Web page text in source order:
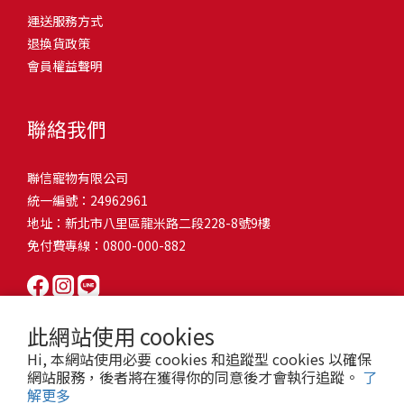
此網站使用 cookies
Hi, 本網站使用必要 cookies 和追蹤型 cookies 以確保
網站服務，後者將在獲得你的同意後才會執行追蹤。 了
解更多
和獨立能力。 幼犬訓練常見問題Q1: 幾個月大的幼犬最適合開始訓
練？A: 訓練可從幼犬到家首日開始（約8-10週大）。3-16週是社會
化黃金期，每次訓練控制在5-10分鐘內。Q2: 幼犬如廁訓練需要多久
屬啃咬玩具作替代品，發現不當啃咬時堅定說「不」，並引導至適
尿尿？A: 建立固定如廁時間表，成功時立即獎勵。限制活動範圍並
密切監督。意外發生時不責罵，使用專用除臭劑徹底清理。Q5: 幼犬
一直吠叫怎麼辦？A: 找出原因（尋求注意力、警戒、焦慮）。訓練
「安靜」指令，停止吠叫時獎勵。避免對吠叫作出反應，確保充分
向獎勵比懲罰更有效且健康。懲罰可能導致恐懼或攻擊行為，破壞
狗狗怎麼辦？A: 循序漸進社交化，從友善成犬開始。不強迫互動，
正面經驗後給予獎勵。考慮參加專業幼犬社交課程。Q8: 幼犬分離焦
慮要如何處理？A: 練習短暫分離，逐漸延長。離開和返家時保持低
調。提供能分散注意力的玩具，建立可預測的離家儀式。每隻幼犬
熱，水分流失快，腸道可能變得敏感，導致糞便變軟或拉稀。如果
換季時沒有適當調整環境，貓咪的腸胃就可能跟著「鬧脾氣」。冬
天注意保暖，提供暖墊、厚毯，避免冷風直吹。夏天補充水分，可
像是開冷氣又突然關掉，容易讓貓咪腸胃受影響。重點提醒：換季
時，記得關心貓咪的腸胃狀況，適當調整環境，幫助毛孩適應！ 貓
有血絲、異味特別重，那就要小心可能是 寄生蟲感染（如蛔蟲、鈎
蟲、球蟲）或腸胃炎、腸道疾病。這類情況會影響營養吸收，長期
下來甚至可能造成貓咪消瘦、免疫力下降。定期驅蟲（幼貓建議每
月一次，成貓每 3~6 個月一次）。觀察貓咪精神狀態，如果還伴隨
嘔吐、食慾下降，務必儘早就醫。重點提醒：如果貓咪拉肚子超過 2
天，或糞便異常，應立即帶去獸醫院檢查！ 貓咪拉肚子原因5. 情緒
壓力影響腸胃壓力不只影響人類，也會影響貓咪的腸胃！過度緊
張、焦慮、驚嚇（如煙火聲、大聲喧嘩），都可能讓貓咪拉肚子。
尤其是個性敏感的貓咪，對變化的適應力比較低，壓力一大，腸胃
就先「罷工」。減少壓力來源，盡量讓貓咪的作息固定。給貓咪陪
活中輕鬆改善看到滿屋子的貓毛是不是很抓狂？別擔心！其實只要
透過一些簡單的日常照護方式，就能有效減少貓咪掉毛情況。從梳
毛、洗澡到增加互動和營養調整，這些小撇步不僅能幫助貓咪維持
行動吧！ 預防貓掉毛方法1：勤勞梳毛養貓必備神器就是各種梳子
啦！勤勞梳毛是最直接有效的掉毛控制方法。定期梳理可以幫貓咪
髮打結和皮膚問題。建議週期：短毛貓每週梳1-2次，長毛貓則建議
2-3天梳一次。挑選合適的梳具也很重要，可以準備橡膠刷、鬃毛刷
或專用脫毛梳，依照毛質選擇。記得將梳毛變成愉快的日常儀式，
不僅能增加你們的互動時間，也讓貓咪享受被梳理的舒適感！預防
貓掉毛方法2：定期洗澡「貓咪會自己清潔，不需要洗澡」這個想法
其實不完全正確哦！適當的洗澡能幫助貓咪清除死毛和皮屑，減少
澡頻率不宜過高，一般室內貓咪1-3個月洗一次就足夠，過度洗澡反
而會造成皮膚乾燥。選擇專為貓咪設計的溫和洗毛精，洗後一定要
完全吹乾，避免濕毛造成皮膚問題。如果貓咪特別害怕洗澡，可以
的紙箱。建議一開始可以購買單價較低的入門款，觀察一下貓咪的
使用狀況，再考慮購買「豪宅」！ 項目費用用品貓碗$300貓窩
$500貓跳台$1,500貓砂盆$500貓抓板$300外出籠$1,000一次性養貓
咪是非常需要安全感的動物，可以準備一個專屬他的「寶座」，當
花費3：貓跳台貓咪雖然不需要外出進行放電，但在家中還是需要擺
放高度適合的貓跳台提供貓咪玩耍，貓跳台與貓窩相同，能給予貓
咪對於環境的安全感。一次性養貓用品相關花費4：貓砂盆貓咪排泄
用品，可選擇合適貓咪體型大小，不宜過小。一次性養貓用品相關
想，需要準備一個能夠讓牠們放肆磨爪的貓抓板。一次性養貓用品
時，外出籠就非常重要，平常也可以適度讓貓咪適應外出籠，避免
緊急情況時，貓咪過度抗拒。總結來說貓咪在健康及用品的一次性
費用大約落在 $ 7900~ $ 11600不等。雖說金額看起來不少，但以上
運送服務方式
退換貨政策
會員權益聲明
聯絡我們
聯信寵物有限公司
統一編號：24962961
地址：新北市八里區龍米路二段228-8號9樓
免付費專線：0800-000-882